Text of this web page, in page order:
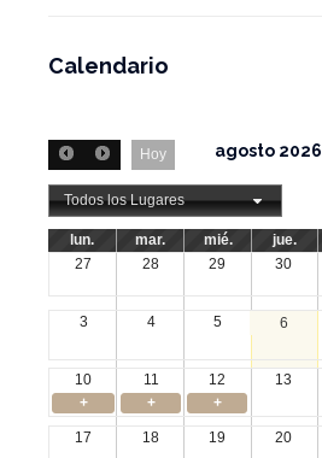
Calendario
Hoy agosto 2026
Todos los Lugares
lun. mar. mié. jue.
27
28 29 30
3 4 5 6
10
11 12 13
+
+ +
17 18 19 20